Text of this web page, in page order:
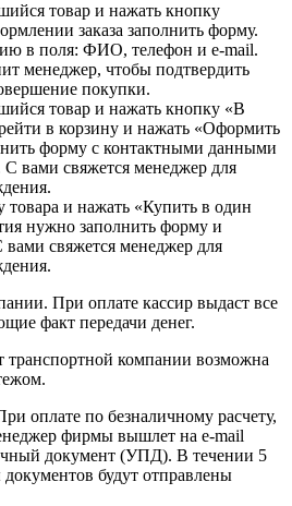
товар и нажать кнопку
заказа заполнить форму.
в поля: ФИО, телефон и e-mail.
менеджер, чтобы подтвердить
покупки.
товар и нажать кнопку «В
в корзину и нажать «Оформить
форму с контактными данными
С вами свяжется менеджер для
товара и нажать «Купить в один
нужно заполнить форму и
вами свяжется менеджер для
При оплате кассир выдаст все
факт передачи денег.
транспортной компании возможна
оплате по безналичному расчету,
фирмы вышлет на e-mail
документ (УПД). В течении 5
будут отправлены